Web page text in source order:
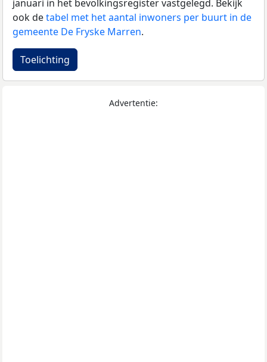
januari in het bevolkingsregister vastgelegd. Bekijk
ook detabel met het aantal inwoners per buurt in de
gemeente De Fryske Marren.
Toelichting
Advertentie: